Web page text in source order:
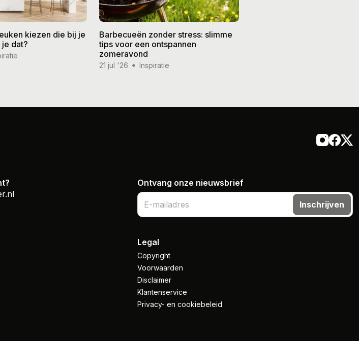
kiezen die bij je
dat?
Barbecueën zonder stress: slimme
tips voor een ontspannen
zomeravond
21 jul '26 Inspiratie
Ontvang onze nieuwsbrief
Inschrijven
Legal
Copyright
Voorwaarden
Disclaimer
Klantenservice
Privacy- en cookiebeleid